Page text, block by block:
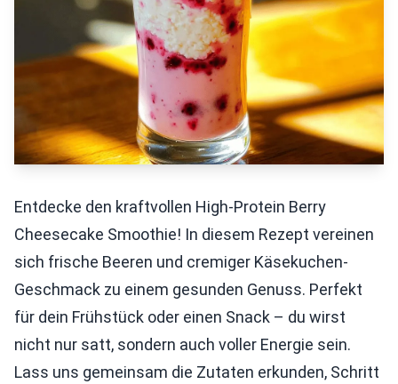
Entdecke den kraftvollen High-Protein Berry
Cheesecake Smoothie! In diesem Rezept vereinen
sich frische Beeren und cremiger Käsekuchen-
Geschmack zu einem gesunden Genuss. Perfekt
für dein Frühstück oder einen Snack – du wirst
nicht nur satt, sondern auch voller Energie sein.
Lass uns gemeinsam die Zutaten erkunden, Schritt